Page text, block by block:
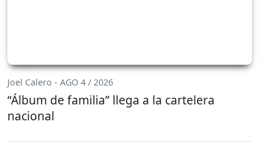
Joel Calero - AGO 4 / 2026
“Álbum de familia” llega a la cartelera
nacional